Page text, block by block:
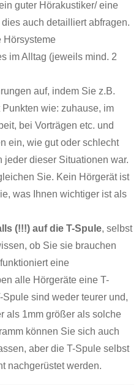
guter Hörakustiker/ eine
auch detailliert abfragen.
Hörsysteme
im Alltag (jeweils mind. 2
auf, indem Sie z.B.
wie: zuhause, im
bei Vorträgen etc. und
ein, wie gut oder schlecht
dieser Situationen war.
Sie. Kein Hörgerät ist
was Ihnen wichtiger ist als
(!!!) auf die T-Spule, selbst
ob Sie sie brauchen
eine
alle Hörgeräte eine T-
sind weder teurer und,
als 1mm größer als solche
können Sie sich auch
aber die T-Spule selbst
nachgerüstet werden.